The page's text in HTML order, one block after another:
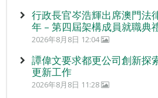
行政長官岑浩輝出席澳門法
年 – 第四屆架構成員就職典禮
2026年8月8日 12:04
譚偉文要求都更公司創新探
更新工作
2026年8月8日 11:28